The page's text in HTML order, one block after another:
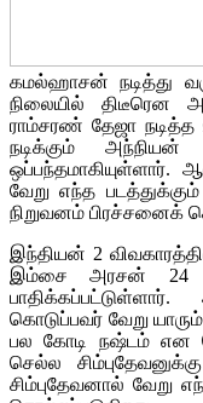
கமல்ஹாசன் நடித்து
நிலையில் திடீரென
ராம்சரண் தேஜா
நடிக்கும்
வேறு எந்த
நிறுவனம் பிரச்சனைக்
இந்தியன் 2
இம்சை அரசன் 24 ஆம்
கொடுப்பவர் வேறு
பல கோடி நஷ்டம் என
செல்ல
சிம்புதேவனால் வேறு